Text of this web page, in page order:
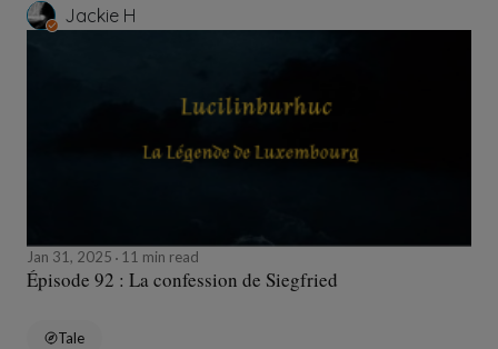
Jackie H
Jan 31, 2025 11 min read
Épisode 92 : La confession de Siegfried
Tale